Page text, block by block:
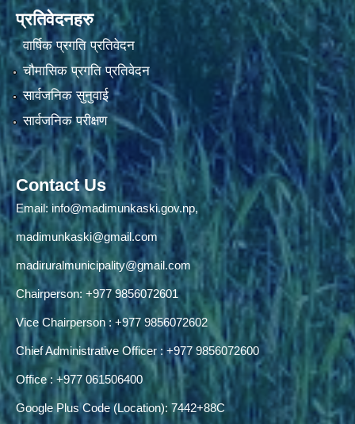
प्रतिवेदनहरु
वार्षिक प्रगति प्रतिवेदन
चौमासिक प्रगति प्रतिवेदन
सार्वजनिक सुनुवाई
सार्वजनिक परीक्षण
Contact Us
Email: info@madimunkaski.gov.np,
madimunkaski@gmail.com
madiruralmunicipality@gmail.com
Chairperson: +977 9856072601
Vice Chairperson : +977 9856072602
Chief Administrative Officer : +977 9856072600
Office : +977 061506400
Google Plus Code (Location): 7442+88C